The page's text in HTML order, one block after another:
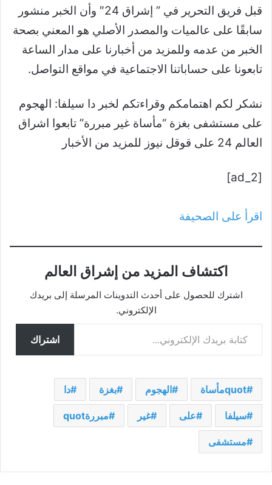
قبل فريق التحرير في ” إشراق 24″ وأن الخبر منشور
سابقًا على عالميات والمصدر الأصلي هو المعني بصحة
الخبر من عدمه وللمزيد من أخبارنا على مدار الساعة
تابعونا على حساباتنا الاجتماعية في مواقع التواصل.
نشكر لكم اهتمامكم وقراءتكم لخبر دا سيلفا: الهجوم
على مستشفى بغزة “مأساة غير مبررة” تابعوا اشراق
العالم 24 على قوقل نيوز للمزيد من الأخبار
[ad_2]
اقرأ على الصحيفة
اكتشاف المزيد من إشراق العالم
اشترك للحصول على أحدث التدوينات المرسلة إلى بريدك
الإلكتروني.
كتابة بريدك الإلكتروني...
اشتراك
quotمأساة الهجوم بغزة دا
سيلفا على غير مبررةquot
مستشفى